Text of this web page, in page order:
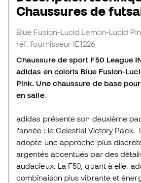
Chaussures de
Blue Fusion-Lucid Lemon-Lucid
réf. fournisseur IE1226
Chaussure de sport F50 League
adidas en coloris Blue Fusion-
Pink. Une chaussure de base
en salle.
adidas présente son deuxième
l'année : le Celestial Victory Pack.
adopte une approche plus
argentés accentués par des
audacieux. La F50, quant à elle,
combinaison plus vibrante et